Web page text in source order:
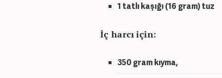
1 tatlı kaşığı (16 gram) tuz
İç harcı için:
350 gram kıyma,